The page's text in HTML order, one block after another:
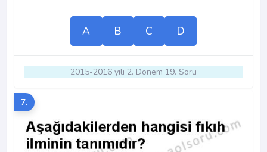
A B C D
2015-2016 yılı 2. Dönem 19. Soru
7.